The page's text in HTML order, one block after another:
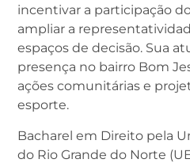
incentivar a participação
ampliar a
espaços de decisão. Sua
presença no bairro Bom
ações comunitárias e
esporte.
Bacharel em Direito pela
do Rio Grande do Norte